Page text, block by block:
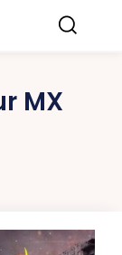
MX